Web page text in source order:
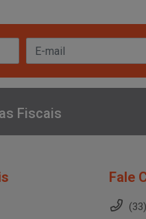
Fiscais
Fale